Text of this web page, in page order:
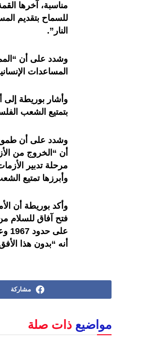
مناسبة، آخرها
للسماح بتقديم
النار”.
وشدد على أن
المساعدات
وأشار بوريطة
بتمتيع الشعب
وشدد على أن
أن “الخروج من
مرحلة تدبير
وأبرزها تمتيع
وأكد بوريطة أن
فتح آفاق للسلام
أنه “بدون هذا
مشاركة
مواضيع ذات صلة